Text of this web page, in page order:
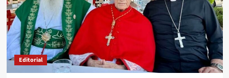
Editorial